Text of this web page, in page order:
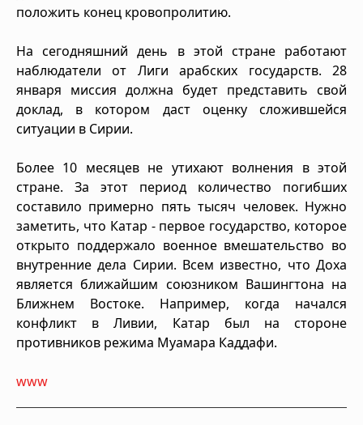
положить конец кровопролитию.
На сегодняшний день в этой стране работают
наблюдатели от Лиги арабских государств. 28
января миссия должна будет представить свой
доклад, в котором даст оценку сложившейся
ситуации в Сирии.
Более 10 месяцев не утихают волнения в этой
стране. За этот период количество погибших
составило примерно пять тысяч человек. Нужно
заметить, что Катар - первое государство, которое
открыто поддержало военное вмешательство во
внутренние дела Сирии. Всем известно, что Доха
является ближайшим союзником Вашингтона на
Ближнем Востоке. Например, когда начался
конфликт в Ливии, Катар был на стороне
противников режима Муамара Каддафи.
www